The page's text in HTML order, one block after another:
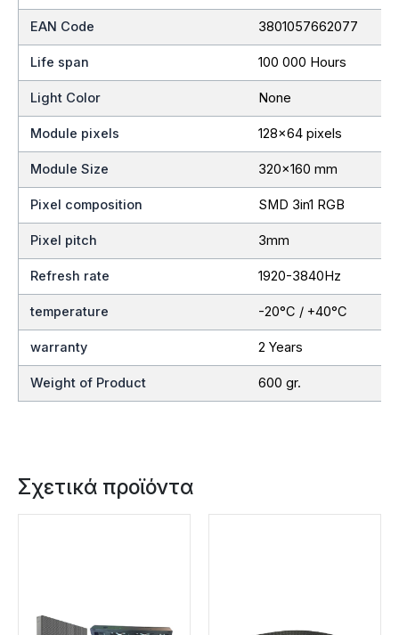
EAN Code 3801057662077
Life span 100 000 Hours
Light Color None
Module pixels 128×64 pixels
Module Size 320×160 mm
Pixel composition SMD 3in1 RGB
Pixel pitch 3mm
Refresh rate 1920-3840Hz
temperature -20°C / +40°C
warranty 2 Years
Weight of Product 600 gr.
Σχετικά προϊόντα